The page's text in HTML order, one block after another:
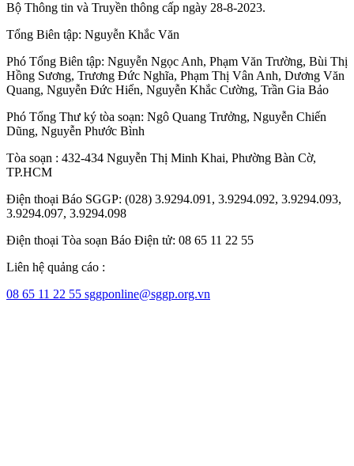
Bộ Thông tin và Truyền thông cấp ngày 28-8-2023.
Tổng Biên tập: Nguyễn Khắc Văn
Phó Tổng Biên tập: Nguyễn Ngọc Anh, Phạm Văn Trường, Bùi Thị
Hồng Sương, Trương Đức Nghĩa, Phạm Thị Vân Anh, Dương Văn
Quang, Nguyễn Đức Hiển, Nguyễn Khắc Cường, Trần Gia Bảo
Phó Tổng Thư ký tòa soạn: Ngô Quang Trưởng, Nguyễn Chiến
Dũng, Nguyễn Phước Bình
Tòa soạn : 432-434 Nguyễn Thị Minh Khai, Phường Bàn Cờ,
TP.HCM
Điện thoại Báo SGGP: (028) 3.9294.091, 3.9294.092, 3.9294.093,
3.9294.097, 3.9294.098
Điện thoại Tòa soạn Báo Điện tử: 08 65 11 22 55
Liên hệ quảng cáo :
08 65 11 22 55 sggponline@sggp.org.vn